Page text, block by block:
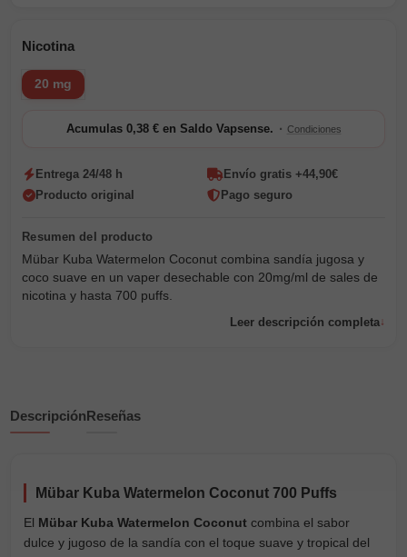
Nicotina
20 mg
Acumulas 0,38 € en Saldo Vapsense. · Condiciones
Entrega 24/48 h
Envío gratis +44,90€
Producto original
Pago seguro
Mübar Kuba Watermelon Coconut combina sandía jugosa y
coco suave en un vaper desechable con 20mg/ml de sales de
nicotina y hasta 700 puffs.
Leer descripción completa
DescripciónReseñas
Mübar Kuba Watermelon Coconut 700 Puffs
El Mübar Kuba Watermelon Coconut combina el sabor
dulce y jugoso de la sandía con el toque suave y tropical del